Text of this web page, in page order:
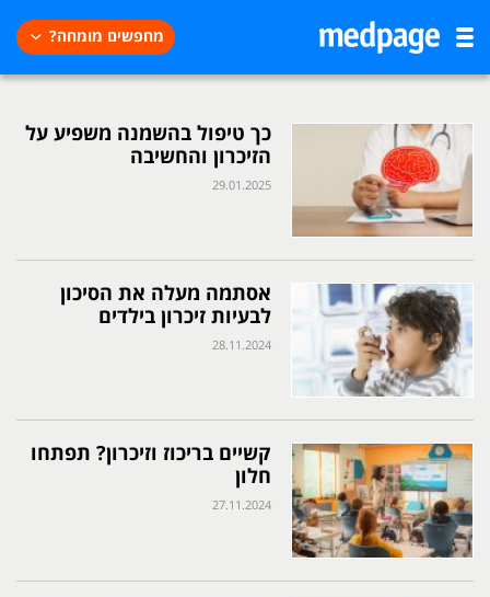
מחפשים מומחה?
כך טיפול בהשמנה משפיע על
הזיכרון והחשיבה
29.01.2025
אסתמה מעלה את הסיכון
לבעיות זיכרון בילדים
28.11.2024
קשיים בריכוז וזיכרון? תפתחו
חלון
27.11.2024